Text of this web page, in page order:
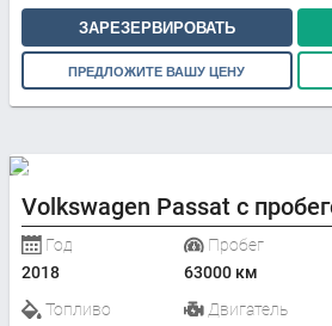
ЗАРЕЗЕРВИРОВАТЬ
ПРЕДЛОЖИТЕ ВАШУ ЦЕНУ
Volkswagen Passat с
Год
2018
Пробег
63000 км
Топливо
Двигатель